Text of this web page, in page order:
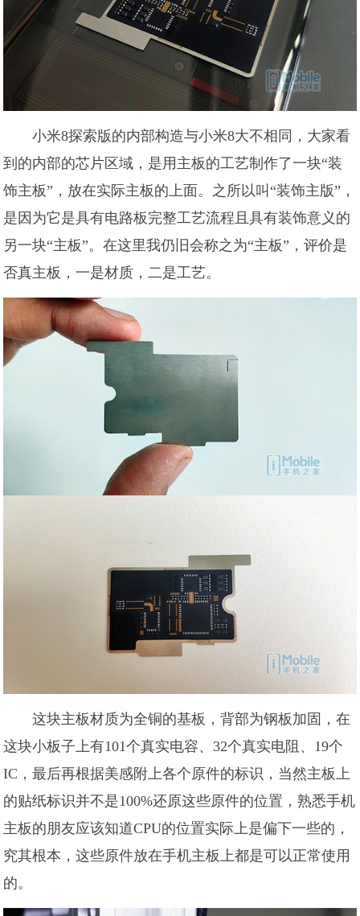
小米8探索版的内部构造与小米8大不相同，大家看
到的内部的芯片区域，是用主板的工艺制作了一块“装
饰主板”，放在实际主板的上面。之所以叫“装饰主版”，
是因为它是具有电路板完整工艺流程且具有装饰意义的
另一块“主板”。在这里我仍旧会称之为“主板”，评价是
否真主板，一是材质，二是工艺。
这块主板材质为全铜的基板，背部为钢板加固，在
这块小板子上有101个真实电容、32个真实电阻、19个
IC，最后再根据美感附上各个原件的标识，当然主板上
的贴纸标识并不是100%还原这些原件的位置，熟悉手机
主板的朋友应该知道CPU的位置实际上是偏下一些的，
究其根本，这些原件放在手机主板上都是可以正常使用
的。